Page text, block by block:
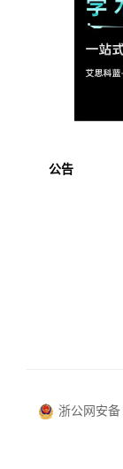
公告
浙公网安